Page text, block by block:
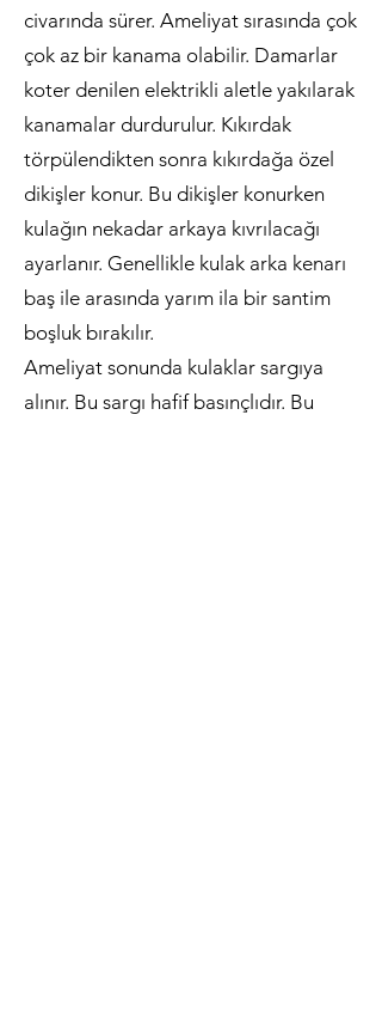
civarında sürer. Ameliyat sırasında çok
çok az bir kanama olabilir. Damarlar
koter denilen elektrikli aletle yakılarak
kanamalar durdurulur. Kıkırdak
törpülendikten sonra kıkırdağa özel
dikişler konur. Bu dikişler konurken
kulağın nekadar arkaya kıvrılacağı
ayarlanır. Genellikle kulak arka kenarı
baş ile arasında yarım ila bir santim
boşluk bırakılır.
Ameliyat sonunda kulaklar sargıya
alınır. Bu sargı hafif basınçlıdır. Bu